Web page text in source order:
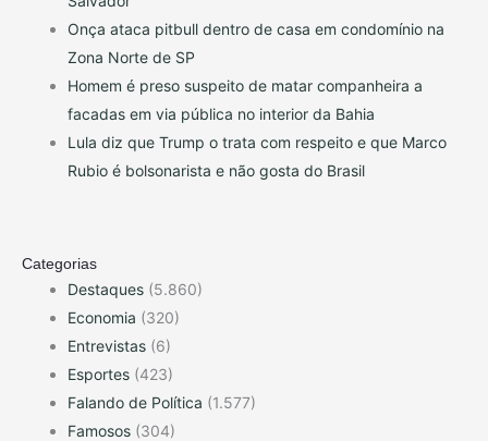
Onça ataca pitbull dentro de casa em condomínio na
Zona Norte de SP
Homem é preso suspeito de matar companheira a
facadas em via pública no interior da Bahia
Lula diz que Trump o trata com respeito e que Marco
Rubio é bolsonarista e não gosta do Brasil
Categorias
Destaques (5.860)
Economia (320)
Entrevistas (6)
Esportes (423)
Falando de Política (1.577)
Famosos (304)